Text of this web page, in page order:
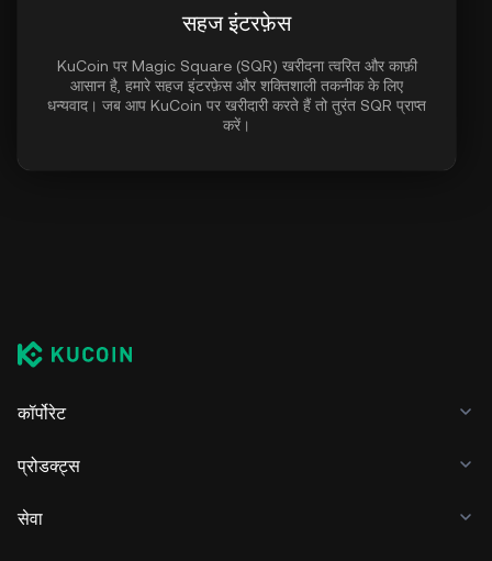
सहज इंटरफ़ेस
KuCoin पर Magic Square (SQR) खरीदना त्वरित और काफ़ी
आसान है, हमारे सहज इंटरफ़ेस और शक्तिशाली तकनीक के लिए
धन्यवाद। जब आप KuCoin पर खरीदारी करते हैं तो तुरंत SQR प्राप्त
करें।
कॉर्पोरेट
प्रोडक्ट्स
सेवा